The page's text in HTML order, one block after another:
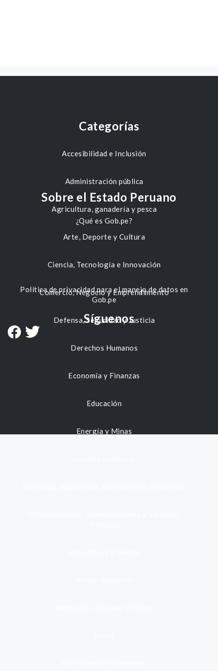
Categorías
Accesibilidad e Inclusión
Administración pública
Agricultura, ganadería y pesca
Arte, Deporte y Cultura
Ciencia, Tecnología e Innovación
Comercio, Negocio y Emprendimiento
Defensa, Seguridad y Justicia
Derechos Humanos
Economía y Finanzas
Educación
Energía y Minas
Sobre el Estado Peruano
¿Qué es Gob.pe?
Política de privacidad para el manejo de datos en
Gob.pe
Síguenos